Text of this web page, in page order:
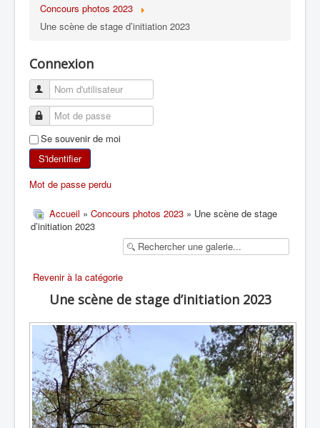
TOUT SUR LE GUMS
ALPINISME
SKI DE RANDONNÉE
RANDONNÉE PÉDESTRE
RANDONNÉE SPORTIVE
Concours photos 2023
Une scène de stage d’initiation 2023
Connexion
Se souvenir de moi
S'identifier
Mot de passe perdu
Accueil » Concours photos 2023 » Une scène de stage
d’initiation 2023
Revenir à la catégorie
Une scène de stage d’initiation 2023